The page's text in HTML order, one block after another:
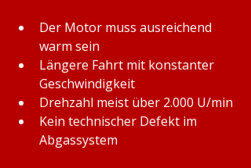
Der Motor muss ausreichend
warm sein
Längere Fahrt mit konstanter
Geschwindigkeit
Drehzahl meist über 2.000 U/min
Kein technischer Defekt im
Abgassystem